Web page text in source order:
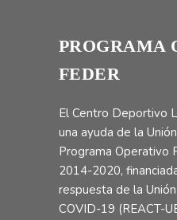
PROGRAMA
FEDER
El Centro Deportivo
una ayuda de la
Programa Operativo
2014-2020,
respuesta de la
COVID-19 (REACT-